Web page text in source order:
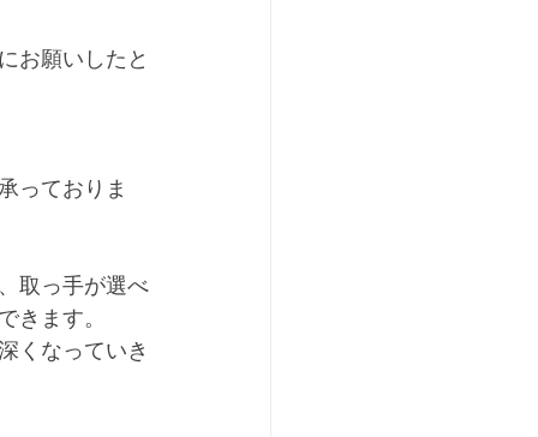
お願いしたと
っておりま
取っ手が選べ
きます。
くなっていき